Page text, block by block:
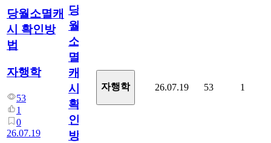
당월소멸캐
시 확인방
법
자행학
53
1
0
26.07.19
당
월
소
멸
캐
시
확
인
방
자행학 26.07.19 53 1